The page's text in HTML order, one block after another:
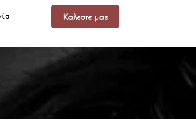
Καλέστε μας